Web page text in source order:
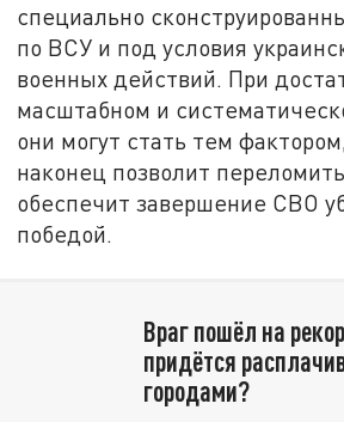
специально
по ВСУ и под условия
военных действий. При
масштабном и
они могут стать тем
наконец позволит
обеспечит завершение СВО
победой.
Враг пошёл на
придётся
городами?